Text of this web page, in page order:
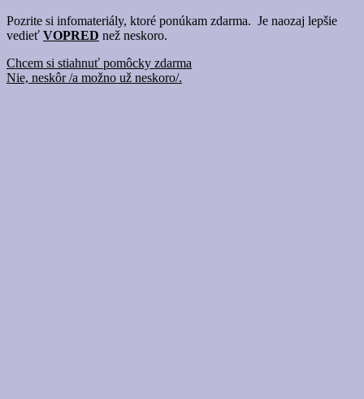
Pozrite si infomateriály, ktoré ponúkam zdarma. Je naozaj lepšie
vedieť VOPRED než neskoro.
Chcem si stiahnuť pomôcky zdarma
Nie, neskôr /a možno už neskoro/.